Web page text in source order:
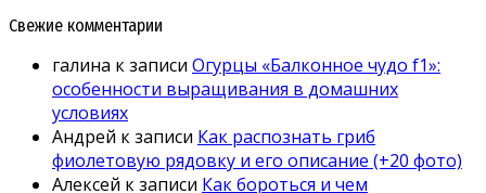
Свежие комментарии
галина к записи Огурцы «Балконное чудо f1»:
особенности выращивания в домашних
условиях
Андрей к записи Как распознать гриб
фиолетовую рядовку и его описание (+20 фото)
Алексей к записи Как бороться и чем